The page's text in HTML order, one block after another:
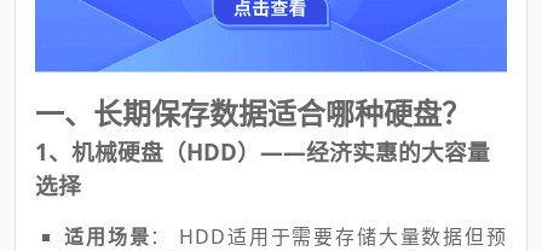
一、长期保存数据适合哪种硬盘？
1、机械硬盘（HDD）——经济实惠的大容量
选择
适用场景： HDD适用于需要存储大量数据但预